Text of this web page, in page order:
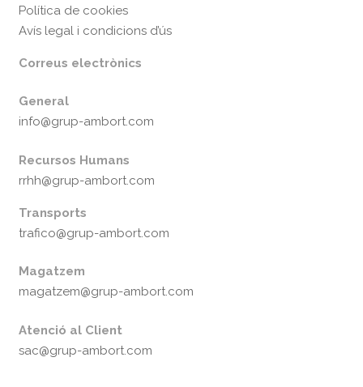
Política de cookies
Avís legal i condicions d’ús
Correus electrònics
General
info@grup-ambort.com
Recursos Humans
rrhh@grup-ambort.com
Transports
trafico@grup-ambort.com
Magatzem
magatzem@grup-ambort.com
Atenció al Client
sac@grup-ambort.com